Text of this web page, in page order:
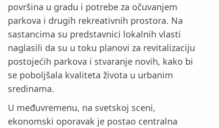
površina u gradu i potrebe za očuvanjem
parkova i drugih rekreativnih prostora. Na
sastancima su predstavnici lokalnih vlasti
naglasili da su u toku planovi za revitalizaciju
postojećih parkova i stvaranje novih, kako bi
se poboljšala kvaliteta života u urbanim
sredinama.
U međuvremenu, na svetskoj sceni,
ekonomski oporavak je postao centralna